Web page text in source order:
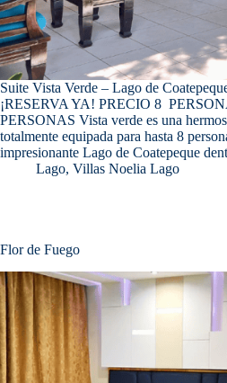
Suite Vista Verde – Lago de
¡RESERVA YA! PRECIO 8
PERSONAS Vista verde es una
totalmente equipada para hasta 8
impresionante Lago de Coatepeque
Lago, Villas Noelia Lago
Flor de Fuego